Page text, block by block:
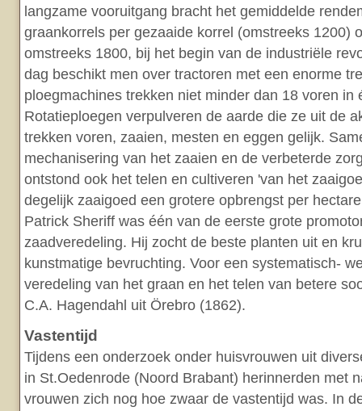
langzame vooruitgang bracht het gemiddelde
graankorrels per gezaaide korrel (omstreeks 1200)
omstreeks 1800, bij het begin van de industriële
dag beschikt men over tractoren met een enorme
ploegmachines trekken niet minder dan 18 voren in
Rotatieploegen verpulveren de aarde die ze uit de
trekken voren, zaaien, mesten en eggen gelijk.
mechanisering van het zaaien en de verbeterde
ontstond ook het telen en cultiveren 'van het
degelijk zaaigoed een grotere opbrengst per
Patrick Sheriff was één van de eerste grote
zaadveredeling. Hij zocht de beste planten uit en
kunstmatige bevruchting. Voor een systematisch-
veredeling van het graan en het telen van betere
C.A. Hagendahl uit Örebro (1862).
Vastentijd
Tijdens een onderzoek onder huisvrouwen uit
in St.Oedenrode (Noord Brabant) herinnerden met
vrouwen zich nog hoe zwaar de vastentijd was. In